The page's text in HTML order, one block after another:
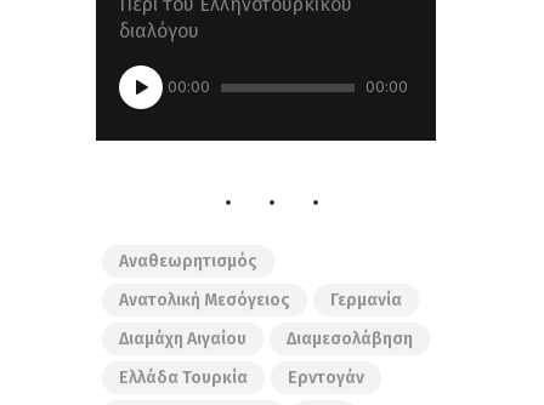
διαλόγου
Πρόγραμμα
Αναπαραγωγής
00:00 00:00
Αναθεωρητισμός
Ανατολική Μεσόγειος
Γερμανία
Διαμάχη Αιγαίου
Διαμεσολάβηση
Ελλάδα Τουρκία
Ερντογάν